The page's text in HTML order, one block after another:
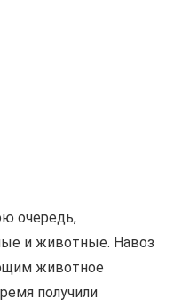
очередь,
и животные. Навоз
животное
получили